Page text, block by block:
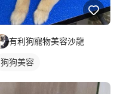
有利狗寵物美容沙龍
狗狗美容